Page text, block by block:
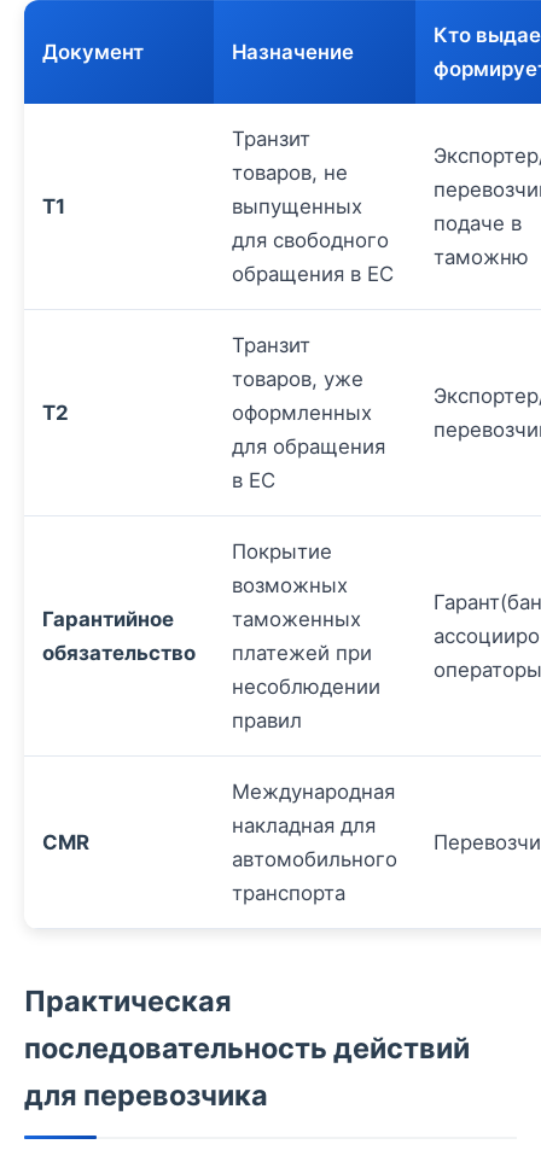
Документ Назначение
Кто
T1
Транзит
товаров, не
выпущенных
для свободного
обращения в ЕС
подаче в
таможню
T2
Транзит
товаров, уже
оформленных
для обращения
в ЕС
Гарантийное
обязательство
Покрытие
возможных
таможенных
платежей при
несоблюдении
правил
операторы
CMR
Международная
накладная для
автомобильного
транспорта
Практическая
последовательность действий
для перевозчика